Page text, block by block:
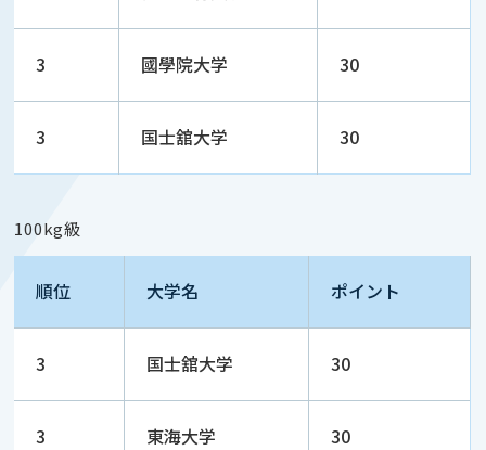
3 國學院大学 30
3 国士舘大学 30
100kg級
順位 大学名 ポイント
3 国士舘大学 30
3 東海大学 30